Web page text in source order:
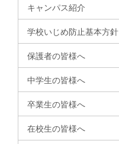
キャンパス紹介
学校いじめ防止基本方針
保護者の皆様へ
中学生の皆様へ
卒業生の皆様へ
在校生の皆様へ